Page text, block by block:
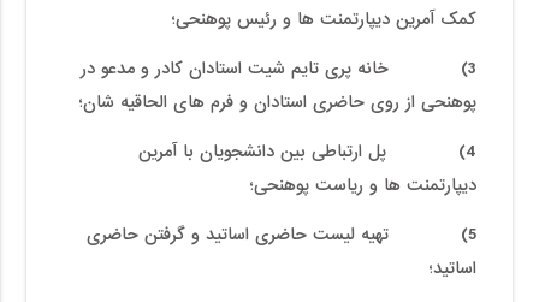
کمک آمرین دیپارتمنت ها و رئیس پوهنحی؛
3) خانه پری تایم شیت استادان کادر و مدعو در
پوهنحی از روی حاضری استادان و فرم های الحاقیه شان؛
4) پل ارتباطی بین دانشجویان با آمرین
دیپارتمنت ها و ریاست پوهنحی؛
5) تهیه لیست حاضری اساتید و گرفتن حاضری
اساتید؛